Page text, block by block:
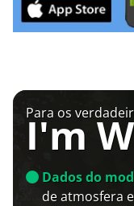
Para os
I'm
Dados do
de atmosfera e